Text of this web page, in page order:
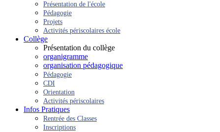
Présentation de l'école
Pédagogie
Projets
Activités périscolaires école
Collège
Présentation du collège
organigramme
organisation pédagogique
Pédagogie
CDI
Orientation
Activités périscolaires
Infos Pratiques
Rentrée des Classes
Inscriptions